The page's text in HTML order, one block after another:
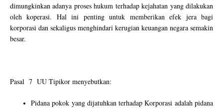
dimungkinkan adanya proses hukum terhadap kejahatan yang dilakukan
oleh koperasi. Hal ini penting untuk memberikan efek jera bagi
korporasi dan sekaligus menghindari kerugian keuangan negara semakin
besar.
Pasal 7 UU Tipikor menyebutkan:
Pidana pokok yang dijatuhkan terhadap Korporasi adalah pidana